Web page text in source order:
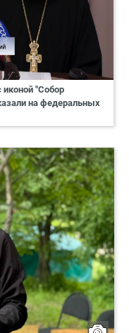
"Собор
на федеральных